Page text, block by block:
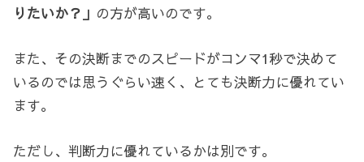
りたいか？」 の方が高いのです。
また、その決断までのスピードがコンマ1秒で決めて
いるのでは思うぐらい速く、とても決断力に優れてい
ます。
ただし、判断力に優れているかは別です。